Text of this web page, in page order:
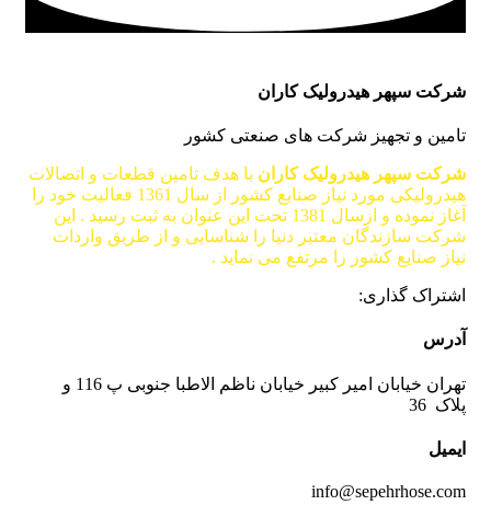
شرکت سپهر هیدرولیک کاران
تامین و تجهیز شرکت های صنعتی کشور
شرکت سپهر هیدرولیک کاران با هدف تامین قطعات و اتصالات
هیدرولیکی مورد نیاز صنایع کشور از سال 1361 فعالیت خود را
آغاز نموده و ازسال 1381 تحت این عنوان به ثبت رسید . این
شرکت سازندگان معتبر دنیا را شناسایی و از طریق واردات
نیاز صنایع کشور را مرتفع می نماید .
اشتراک گذاری:
آدرس
تهران خیابان امیر کبیر خیابان ناظم الاطبا جنوبی پ 116 و
پلاک 36
ایمیل
info@sepehrhose.com